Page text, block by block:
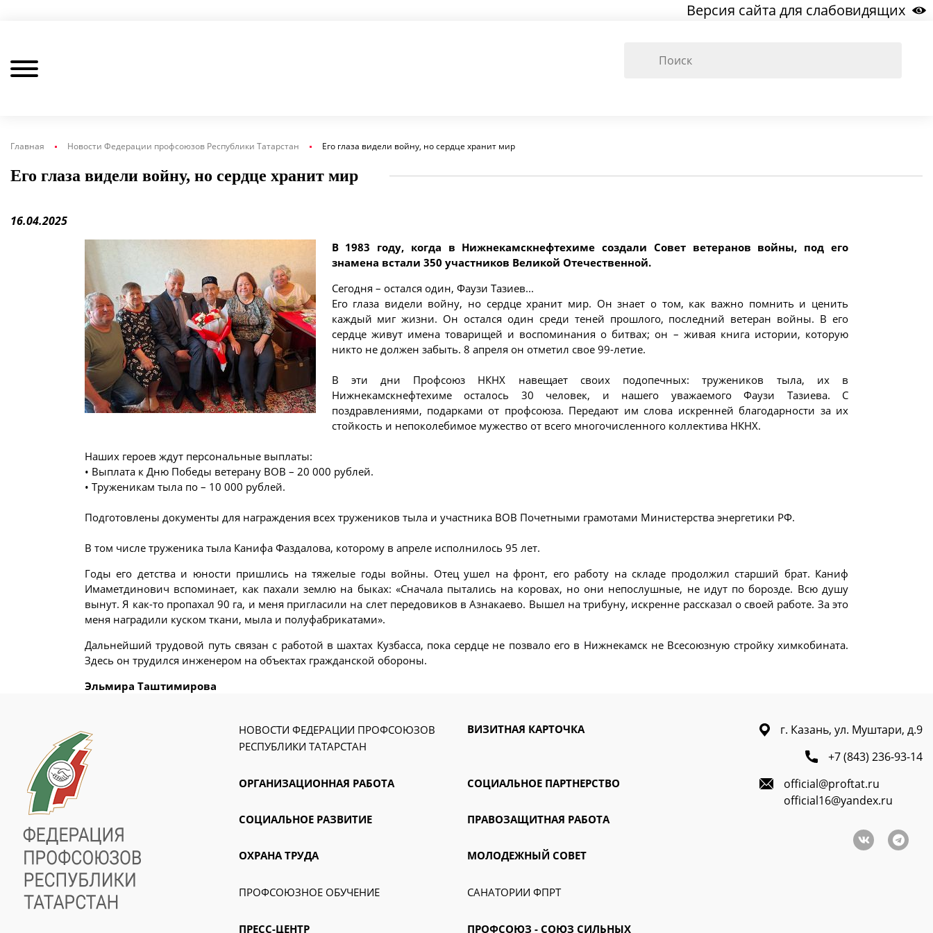
Версия сайта для слабовидящих
Главная Новости Федерации профсоюзов Республики Татарстан Его глаза видели войну, но сердце хранит мир
Его глаза видели войну, но сердце хранит мир
16.04.2025
В 1983 году, когда в Нижнекамскнефтехиме создали Совет ветеранов войны, под его
знамена встали 350 участников Великой Отечественной.
Сегодня – остался один, Фаузи Тазиев...
Его глаза видели войну, но сердце хранит мир. Он знает о том, как важно помнить и ценить
каждый миг жизни. Он остался один среди теней прошлого, последний ветеран войны. В его
сердце живут имена товарищей и воспоминания о битвах; он – живая книга истории, которую
никто не должен забыть. 8 апреля он отметил свое 99-летие.
В эти дни Профсоюз НКНХ навещает своих подопечных: тружеников тыла, их в
Нижнекамскнефтехиме осталось 30 человек, и нашего уважаемого Фаузи Тазиева. С
поздравлениями, подарками от профсоюза. Передают им слова искренней благодарности за их
стойкость и непоколебимое мужество от всего многочисленного коллектива НКНХ.
Наших героев ждут персональные выплаты:
• Выплата к Дню Победы ветерану ВОВ – 20 000 рублей.
• Труженикам тыла по – 10 000 рублей.
Подготовлены документы для награждения всех тружеников тыла и участника ВОВ Почетными грамотами Министерства энергетики РФ.
В том числе труженика тыла Канифа Фаздалова, которому в апреле исполнилось 95 лет.
Годы его детства и юности пришлись на тяжелые годы войны. Отец ушел на фронт, его работу на складе продолжил старший брат. Каниф
Имаметдинович вспоминает, как пахали землю на быках: «Сначала пытались на коровах, но они непослушные, не идут по борозде. Всю душу
вынут. Я как-то пропахал 90 га, и меня пригласили на слет передовиков в Азнакаево. Вышел на трибуну, искренне рассказал о своей работе. За это
меня наградили куском ткани, мыла и полуфабрикатами».
Дальнейший трудовой путь связан с работой в шахтах Кузбасса, пока сердце не позвало его в Нижнекамск не Всесоюзную стройку химкобината.
Здесь он трудился инженером на объектах гражданской обороны.
Эльмира Таштимирова
НОВОСТИ ФЕДЕРАЦИИ ПРОФСОЮЗОВ
РЕСПУБЛИКИ ТАТАРСТАН
ВИЗИТНАЯ КАРТОЧКА
ОРГАНИЗАЦИОННАЯ РАБОТА СОЦИАЛЬНОЕ ПАРТНЕРСТВО
СОЦИАЛЬНОЕ РАЗВИТИЕ ПРАВОЗАЩИТНАЯ РАБОТА
ОХРАНА ТРУДА МОЛОДЕЖНЫЙ СОВЕТ
ПРОФСОЮЗНОЕ ОБУЧЕНИЕ САНАТОРИИ ФПРТ
ПРЕСС-ЦЕНТР ПРОФСОЮЗ - СОЮЗ СИЛЬНЫХ
г. Казань, ул. Муштари, д.9
+7 (843) 236-93-14
official@proftat.ru
official16@yandex.ru